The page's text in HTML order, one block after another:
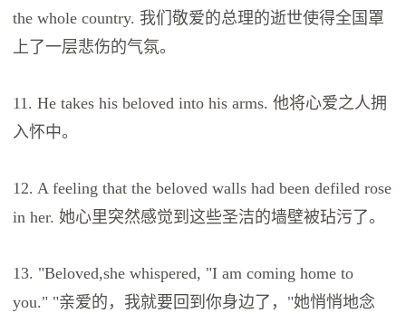
the whole country. 我们敬爱的总理的逝世使得全国罩
上了一层悲伤的气氛。
11. He takes his beloved into his arms. 他将心爱之人拥
入怀中。
12. A feeling that the beloved walls had been defiled rose
in her. 她心里突然感觉到这些圣洁的墙壁被玷污了。
13. "Beloved,she whispered, "I am coming home to
you." "亲爱的，我就要回到你身边了，"她悄悄地念